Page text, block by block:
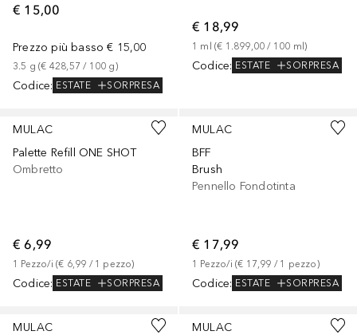
€ 15,00
Prezzo più basso € 15,00
3.5 g (€ 428,57 / 100 g)
Codice: ESTATE SORPRESA
€ 18,99
1 ml (€ 1.899,00 / 100 ml)
Codice: ESTATE SORPRESA
MULAC
Palette Refill ONE SHOT
Ombretto
€ 6,99
1 Pezzo/i (€ 6,99 / 1 pezzo)
Codice: ESTATE SORPRESA
MULAC
BFF
Brush
Pennello Fondotinta
€ 17,99
1 Pezzo/i (€ 17,99 / 1 pezzo)
Codice: ESTATE SORPRESA
MULAC
+4
MULAC